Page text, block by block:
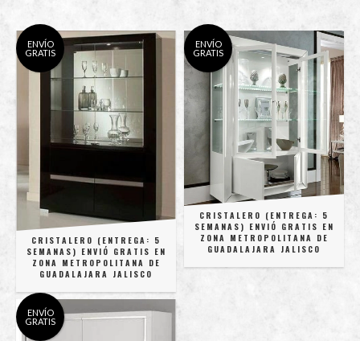
ENVÍO
GRATIS
CRISTALERO (ENTREGA: 5
SEMANAS) ENVIÓ GRATIS EN
ZONA METROPOLITANA DE
GUADALAJARA JALISCO
ENVÍO
GRATIS
CRISTALERO (ENTREGA: 5
SEMANAS) ENVIÓ GRATIS EN
ZONA METROPOLITANA DE
GUADALAJARA JALISCO
ENVÍO
GRATIS